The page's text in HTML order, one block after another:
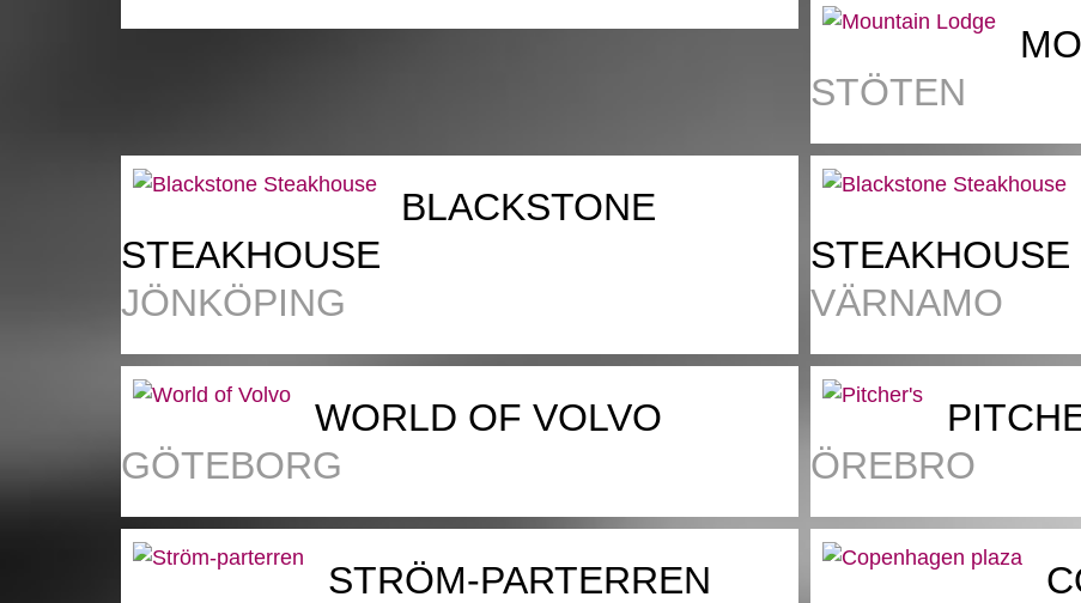
STÖTEN
BLACKSTONE
STEAKHOUSE
JÖNKÖPING
STEAKHOUSE
VÄRNAMO
WORLD OF VOLVO
GÖTEBORG
ÖREBRO
STRÖM-PARTERREN